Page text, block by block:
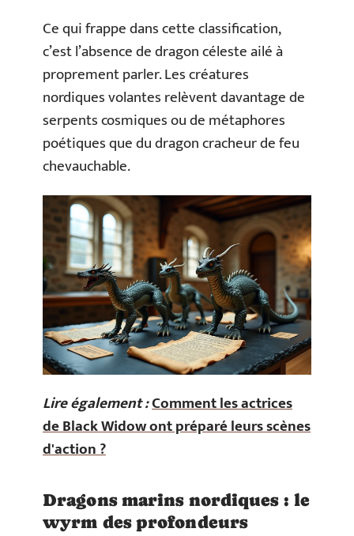
Ce qui frappe dans cette classification,
c’est l’absence de dragon céleste ailé à
proprement parler. Les créatures
nordiques volantes relèvent davantage de
serpents cosmiques ou de métaphores
poétiques que du dragon cracheur de feu
chevauchable.
Lire également :Comment les actrices
de Black Widow ont préparé leurs scènes
d'action ?
Dragons marins nordiques : le
wyrm des profondeurs